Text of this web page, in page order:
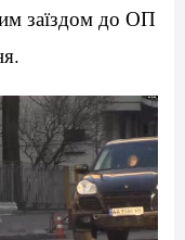
заїздом до ОП